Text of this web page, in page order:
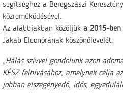
segítséghez a Beregszászi
közreműködésével.
Az alábbiakban közöljük a 2015-ben
Jakab Eleonórának köszönőlevelét.
„Hálás szívvel gondolunk azon
KÉSZ felhívásához, amelynek célja
jobban elszegényedő, idős,